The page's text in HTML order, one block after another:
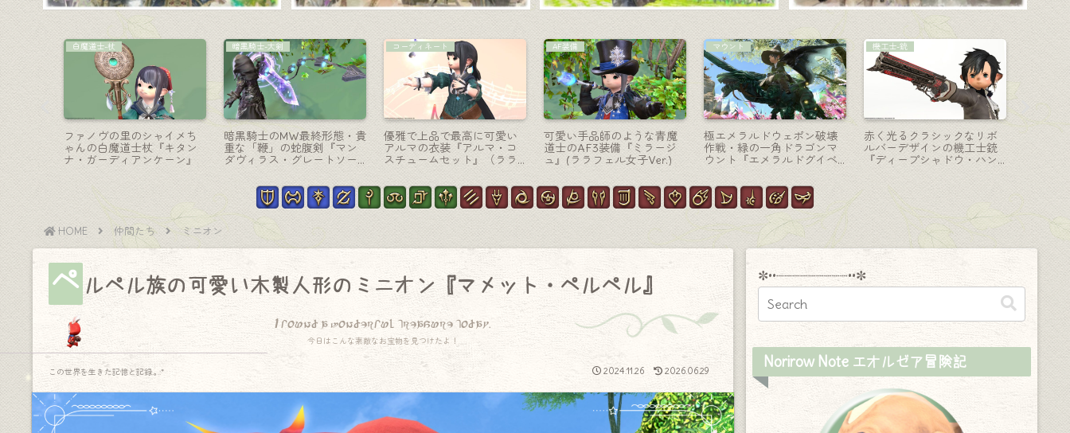
コーディネート
【ミラプリ】「ちょっぴり
スチームパンクな隠密騎士
様」コーデ（スカウト×キャ
ス×機工士×学者×錬金術師×
ナイトMIX）
赤魔道士-細剣
極エターナルクイーンの赤
魔道士武器・海洋機械の細
剣『エターナルクイーン
ズ・レイピア』
学者-魔道書
学者のレジスタンスウェポ
ン（RW）進化 第三形態（第
四段階）栞と試験管が可愛
い魔道書『ジャッジオーダ
ー・コーデックス』
モンク-格闘
モンクのAF4武器・史上最
もシンプルで最強の格闘具
“神の手”『ゴッドハンド』
コーディネート
【ミラプリ】“緑の親衛隊”
カッコ可愛いタンク用コー
ディネート
学者-魔道書
学者エウレカウェポン
（EW）形態⑥・完成形・輝
く石板『ジェバト・エウレ
【ミラ
HOME 仲間たち ミニオン
ペ ルペル族の可愛い木製人形のミニオン『マメット・ペルペル』
I found a wonderful treasure today.
今日はこんな素敵なお宝物を見つけたよ！
2024.11.26 2026.06.29
この世界を生きた記憶と記録.｡.:*
✼••┈┈┈┈┈┈┈┈┈••✼
Norirow Note エオルゼア冒険記